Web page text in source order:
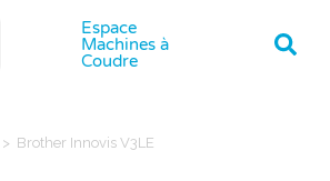
Espace
Machines à
Coudre
> Brother Innovis V3LE